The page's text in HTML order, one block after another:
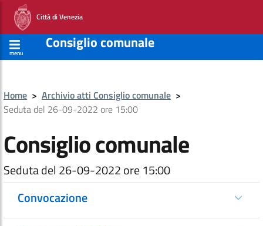
Città di Venezia
menu
Consiglio comunale
Home > Archivio atti Consiglio comunale >
Seduta del 26-09-2022 ore 15:00
Consiglio comunale
Seduta del 26-09-2022 ore 15:00
Convocazione